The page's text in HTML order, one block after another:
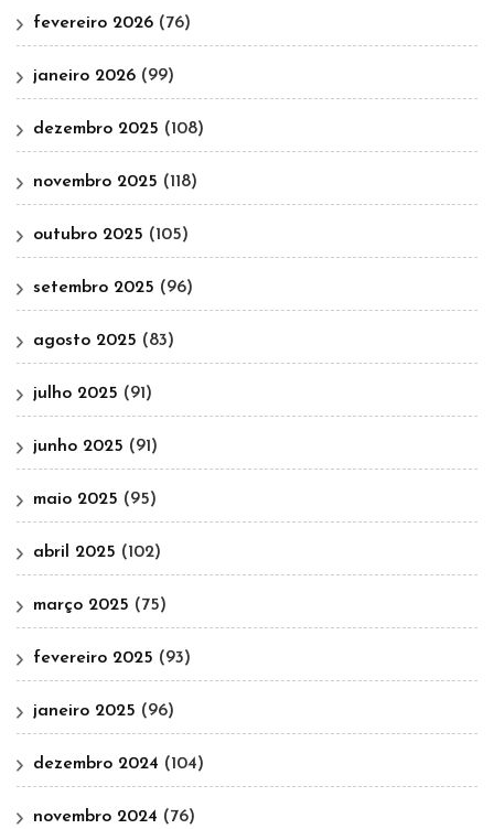
fevereiro 2026 (76)
janeiro 2026 (99)
dezembro 2025 (108)
novembro 2025 (118)
outubro 2025 (105)
setembro 2025 (96)
agosto 2025 (83)
julho 2025 (91)
junho 2025 (91)
maio 2025 (95)
abril 2025 (102)
março 2025 (75)
fevereiro 2025 (93)
janeiro 2025 (96)
dezembro 2024 (104)
novembro 2024 (76)